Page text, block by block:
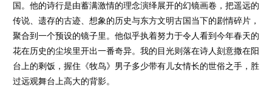
国。他的诗行是由蓄满激情的理念演绎展开的幻镜画卷，把遥远的
传说、遗存的古迹、想象的历史与东方文明古国当下的剧情碎片，
聚合到一个预设的镜子里。他似乎执着努力于令人看到今年春天的
花在历史的尘埃里开出一番奇异。我的目光则落在诗人刻意撒在阳
台上的剩饭，握住《牧鸟》男子多少带有儿女情长的世俗之手，胜
过远观舞台上高大的背影。